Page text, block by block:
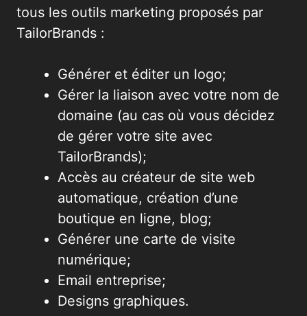
tous les outils marketing proposés par
TailorBrands :
Générer et éditer un logo;
Gérer la liaison avec votre nom de
domaine (au cas où vous décidez
de gérer votre site avec
TailorBrands);
Accès au créateur de site web
automatique, création d’une
boutique en ligne, blog;
Générer une carte de visite
numérique;
Email entreprise;
Designs graphiques.